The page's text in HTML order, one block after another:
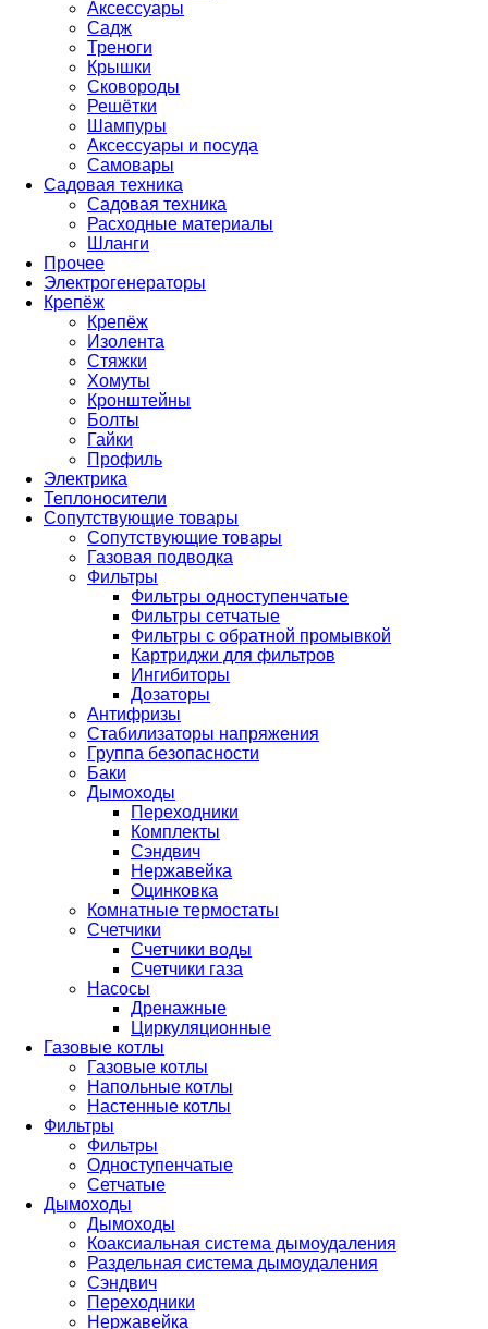
Аксессуары
Садж
Треноги
Крышки
Сковороды
Решётки
Шампуры
Аксессуары и посуда
Самовары
Садовая техника
Садовая техника
Расходные материалы
Шланги
Прочее
Электрогенераторы
Крепёж
Крепёж
Изолента
Стяжки
Хомуты
Кронштейны
Болты
Гайки
Профиль
Электрика
Теплоносители
Сопутствующие товары
Сопутствующие товары
Газовая подводка
Фильтры
Фильтры одноступенчатые
Фильтры сетчатые
Фильтры с обратной промывкой
Картриджи для фильтров
Ингибиторы
Дозаторы
Антифризы
Стабилизаторы напряжения
Группа безопасности
Баки
Дымоходы
Переходники
Комплекты
Сэндвич
Нержавейка
Оцинковка
Комнатные термостаты
Счетчики
Счетчики воды
Счетчики газа
Насосы
Дренажные
Циркуляционные
Газовые котлы
Газовые котлы
Напольные котлы
Настенные котлы
Фильтры
Фильтры
Одноступенчатые
Сетчатые
Дымоходы
Дымоходы
Коаксиальная система дымоудаления
Раздельная система дымоудаления
Сэндвич
Переходники
Нержавейка